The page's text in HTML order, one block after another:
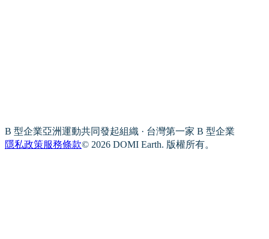
B 型企業亞洲運動共同發起組織 · 台灣第一家 B 型企業
隱私政策服務條款© 2026 DOMI Earth. 版權所有。